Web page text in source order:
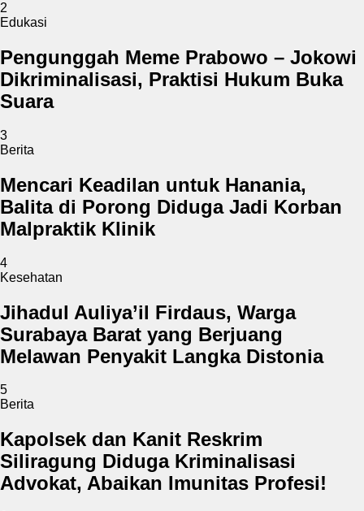
2
Edukasi
Pengunggah Meme Prabowo – Jokowi
Dikriminalisasi, Praktisi Hukum Buka
Suara
3
Berita
Mencari Keadilan untuk Hanania,
Balita di Porong Diduga Jadi Korban
Malpraktik Klinik
4
Kesehatan
Jihadul Auliya’il Firdaus, Warga
Surabaya Barat yang Berjuang
Melawan Penyakit Langka Distonia
5
Berita
Kapolsek dan Kanit Reskrim
Siliragung Diduga Kriminalisasi
Advokat, Abaikan Imunitas Profesi!